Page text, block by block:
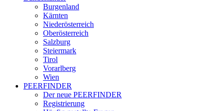
Burgenland
Kärnten
Niederösterreich
Oberösterreich
Salzburg
Steiermark
Tirol
Vorarlberg
Wien
PEERFINDER
Der neue PEERFINDER
Registrierung